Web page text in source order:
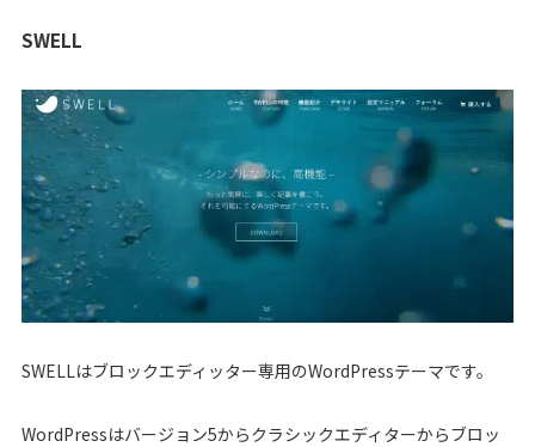
SWELL
SWELLはブロックエディッター専用のWordPressテーマです。
WordPressはバージョン5からクラシックエディターからブロッ